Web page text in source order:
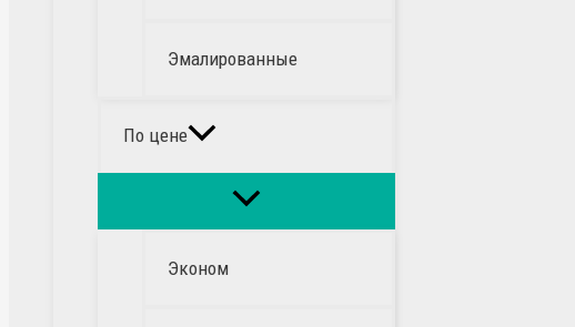
Эмалированные
По цене
Эконом